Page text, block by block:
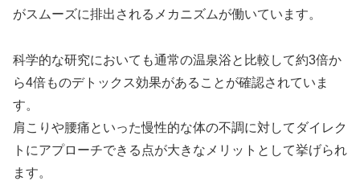
がスムーズに排出されるメカニズムが働いています。
科学的な研究においても通常の温泉浴と比較して約3倍か
ら4倍ものデトックス効果があることが確認されていま
す。
肩こりや腰痛といった慢性的な体の不調に対してダイレク
トにアプローチできる点が大きなメリットとして挙げられ
ます。